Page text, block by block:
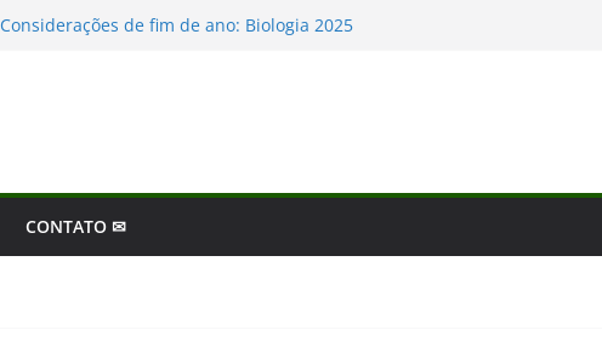
Tatiana Sampaio e a laminina
CONTATO ✉